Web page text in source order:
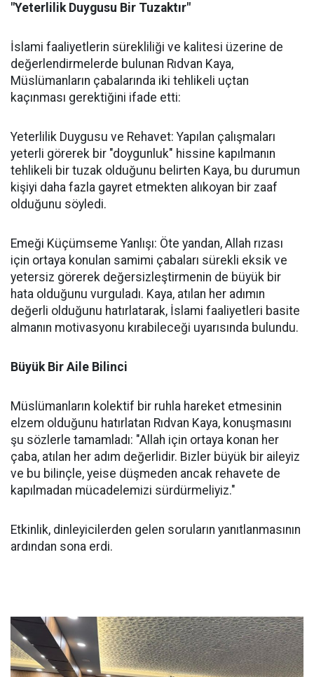
"Yeterlilik Duygusu Bir Tuzaktır"
İslami faaliyetlerin sürekliliği ve kalitesi üzerine de
değerlendirmelerde bulunan Rıdvan Kaya,
Müslümanların çabalarında iki tehlikeli uçtan
kaçınması gerektiğini ifade etti:
Yeterlilik Duygusu ve Rehavet: Yapılan çalışmaları
yeterli görerek bir "doygunluk" hissine kapılmanın
tehlikeli bir tuzak olduğunu belirten Kaya, bu durumun
kişiyi daha fazla gayret etmekten alıkoyan bir zaaf
olduğunu söyledi.
Emeği Küçümseme Yanlışı: Öte yandan, Allah rızası
için ortaya konulan samimi çabaları sürekli eksik ve
yetersiz görerek değersizleştirmenin de büyük bir
hata olduğunu vurguladı. Kaya, atılan her adımın
değerli olduğunu hatırlatarak, İslami faaliyetleri basite
almanın motivasyonu kırabileceği uyarısında bulundu.
Büyük Bir Aile Bilinci
Müslümanların kolektif bir ruhla hareket etmesinin
elzem olduğunu hatırlatan Rıdvan Kaya, konuşmasını
şu sözlerle tamamladı: "Allah için ortaya konan her
çaba, atılan her adım değerlidir. Bizler büyük bir aileyiz
ve bu bilinçle, yeise düşmeden ancak rehavete de
kapılmadan mücadelemizi sürdürmeliyiz."
Etkinlik, dinleyicilerden gelen soruların yanıtlanmasının
ardından sona erdi.